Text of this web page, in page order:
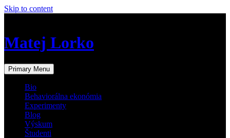
Skip to content
Matej Lorko
Primary Menu
Bio
Behaviorálna ekonómia
Experimenty
Blog
Výskum
Študenti